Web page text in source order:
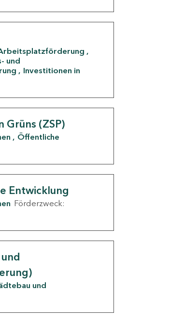
und
Investitionen in
(ZSP)
Öffentliche
Entwicklung
Förderzweck:
und